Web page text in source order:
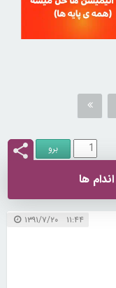
ها
۱۱:۴۴ ۱۳۹۱/۷/۲۰